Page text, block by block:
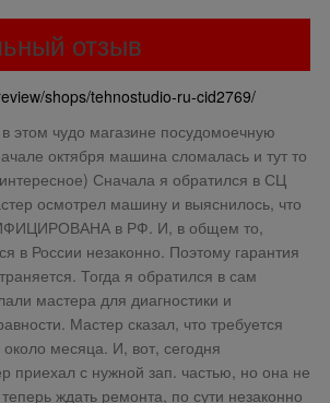
отзыв
shops/tehnostudio-ru-cid2769/
этом чудо магазине посудомоечную
октября машина сломалась и тут то
Сначала я обратился в СЦ
осмотрел машину и выяснилось, что
в РФ. И, в общем то,
в России незаконно. Поэтому гарантия
Тогда я обратился в сам
мастера для диагностики и
Мастер сказал, что требуется
около месяца. И, вот, сегодня
приехал с нужной зап. частью, но она не
ждать ремонта, по сути незаконно